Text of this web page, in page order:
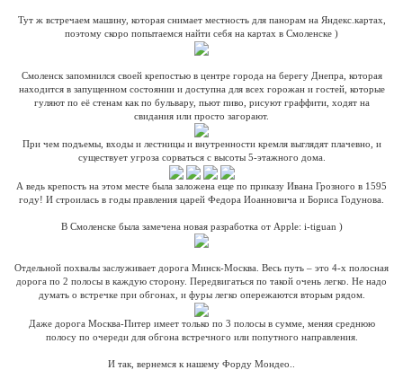
Тут ж встречаем машину, которая снимает местность для панорам на Яндекс.картах,
поэтому скоро попытаемся найти себя на картах в Смоленске )
Смоленск запомнился своей крепостью в центре города на берегу Днепра, которая
находится в запущенном состоянии и доступна для всех горожан и гостей, которые
гуляют по её стенам как по бульвару, пьют пиво, рисуют граффити, ходят на
свидания или просто загорают.
При чем подъемы, входы и лестницы и внутренности кремля выглядят плачевно, и
существует угроза сорваться с высоты 5-этажного дома.
А ведь крепость на этом месте была заложена еще по приказу Ивана Грозного в 1595
году! И строилась в годы правления царей Федора Иоанновича и Бориса Годунова.
В Смоленске была замечена новая разработка от Apple: i-tiguan )
Отдельной похвалы заслуживает дорога Минск-Москва. Весь путь – это 4-х полосная
дорога по 2 полосы в каждую сторону. Передвигаться по такой очень легко. Не надо
думать о встречке при обгонах, и фуры легко опережаются вторым рядом.
Даже дорога Москва-Питер имеет только по 3 полосы в сумме, меняя среднюю
полосу по очереди для обгона встречного или попутного направления.
И так, вернемся к нашему Форду Мондео..